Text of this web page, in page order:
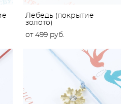
Лебедь (покрытие
золото)
от 499 pуб.